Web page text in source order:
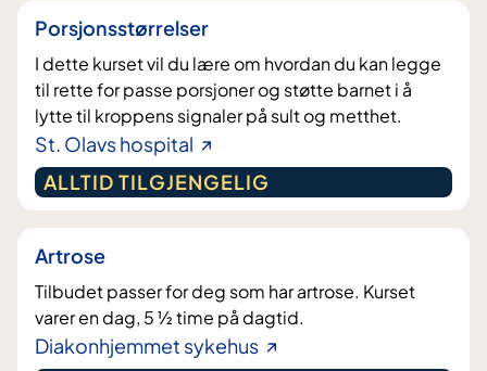
Porsjonsstørrelser
I dette kurset vil du lære om hvordan du kan legge
til rette for passe porsjoner og støtte barnet i å
lytte til kroppens signaler på sult og metthet.
St. Olavs hospital
ALLTID TILGJENGELIG
Artrose
Tilbudet passer for deg som har artrose. Kurset
varer en dag, 5 ½ time på dagtid.
Diakonhjemmet sykehus